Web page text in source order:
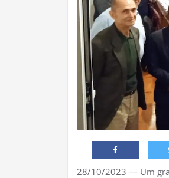
28/10/2023 — Um